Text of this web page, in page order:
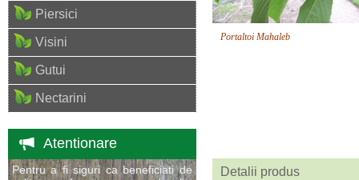
Piersici
Visini
Gutui
Nectarini
Atentionare
Pentru a fi siguri ca beneficiati de
Portaltoi Mahaleb
Detalii produs